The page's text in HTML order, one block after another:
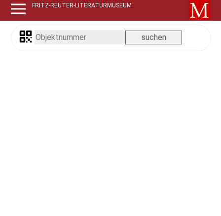
FRITZ-REUTER-LITERATURMUSEUM